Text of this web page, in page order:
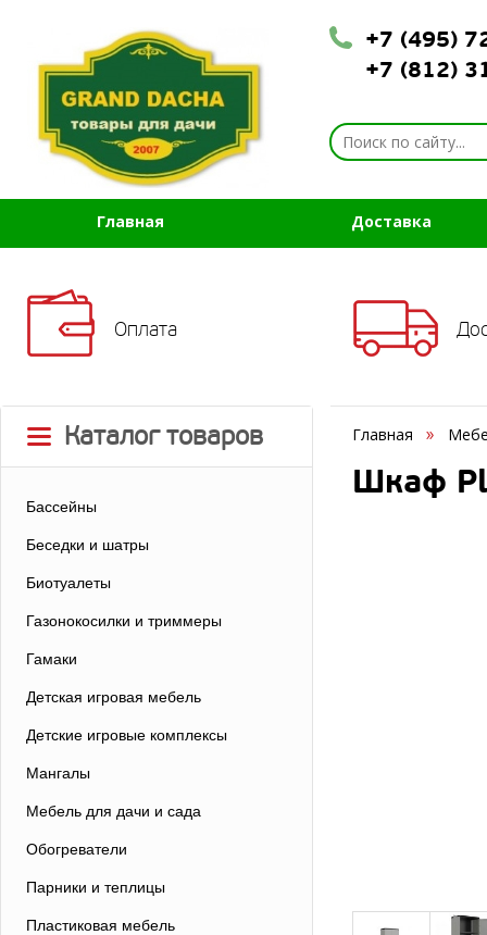
+7 (495)
+7 (812)
Главная Доставка
Оплата
Каталог товаров
Бассейны
Беседки и шатры
Биотуалеты
Газонокосилки и триммеры
Гамаки
Детская игровая мебель
Детские игровые комплексы
Мангалы
Мебель для дачи и сада
Обогреватели
Парники и теплицы
Пластиковая мебель
Главная
Шкаф